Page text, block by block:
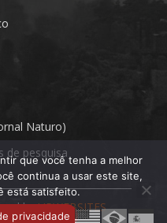
Naturo)
de pesquisa
byUPWEBSITES
que você tenha a melhor
continua a usar este site,
está satisfeito.
privacidade